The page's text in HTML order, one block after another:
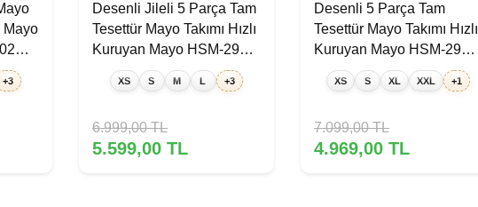
Mayo
+3
Desenli Jileli 5 Parça Tam
Tesettür Mayo Takımı Hızlı
Kuruyan Mayo HSM-2934-
39-06 Siyah Yeşil
XS S M L +3
6.999,00TL
5.599,00 TL
Desenli 5 Parça Tam
Tesettür Mayo Takımı Hızlı
Kuruyan Mayo HSM-2934-
09 Lila
XS S XL XXL +1
7.099,00TL
4.969,00 TL